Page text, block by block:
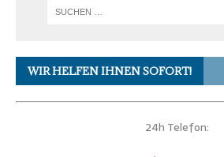
WIR HELFEN IHNEN SOFORT!
24h Telefon: